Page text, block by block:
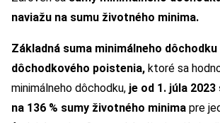
naviažu na sumu životného minima.
Základná suma minimálneho
dôchodkového poistenia, ktoré sa
minimálneho dôchodku, je od 1. júla
na 136 % sumy životného minima pre